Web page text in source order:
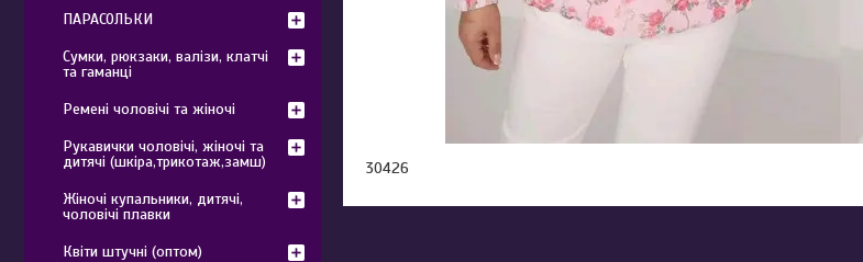
30426
ПАРАСОЛЬКИ
Сумки, рюкзаки, валізи, клатчі
та гаманці
Ремені чоловічі та жіночі
Рукавички чоловічі, жіночі та
дитячі (шкіра,трикотаж,замш)
Жіночі купальники, дитячі,
чоловічі плавки
Квіти штучні (оптом)